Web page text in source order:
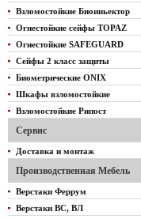
Взломостойкие Биоиньектор
Огнестойкие сейфы TOPAZ
Огнестойкие SAFEGUARD
Сейфы 2 класс защиты
Биометрические ONIX
Шкафы взломостойкие
Взломостойкие Рипост
Сервис
Доставка и монтаж
Производственная Мебель
Верстаки Феррум
Верстаки ВС, ВЛ